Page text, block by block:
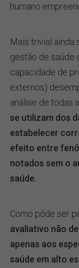
humano
Mais trivial ainda
gestão de saúde
capacidade de
externos)
análise de todas
se utilizam dos
estabelecer
efeito entre
notados sem o
saúde.
Como pôde ser
avaliativo não
apenas aos
saúde em alto